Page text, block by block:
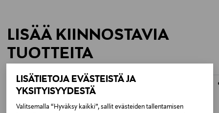
LISÄTIETOJA EVÄSTEISTÄ JA
YKSITYISYYDESTÄ
Valitsemalla “Hyväksy kaikki”, sallit evästeiden tallentamisen
Materiaali: Hiilikuitu (9x)
Kantavuus: 14 kg
Maksimi korkeus: 155,5 cm
LISÄÄ KIINNOSTAVIA
TUOTTEITA
ONLINE EXCLUSIVE ONLINE EXCLUSIVE